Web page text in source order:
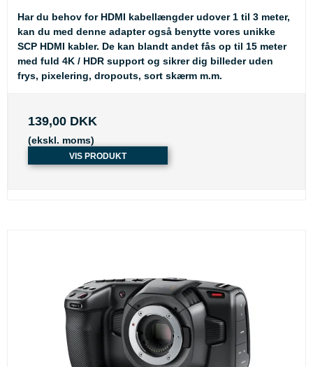
Har du behov for HDMI kabellængder udover 1 til 3 meter,
kan du med denne adapter også benytte vores unikke
SCP HDMI kabler. De kan blandt andet fås op til 15 meter
med fuld 4K / HDR support og sikrer dig billeder uden
frys, pixelering, dropouts, sort skærm m.m.
139,00 DKK
(ekskl. moms)
VIS PRODUKT